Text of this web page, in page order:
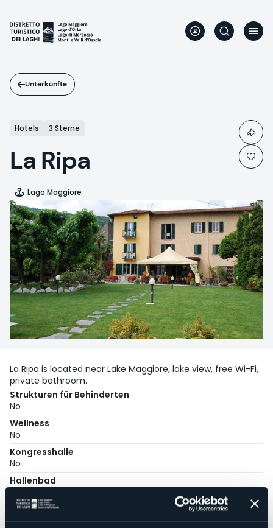
Inhalt
Unterkünfte
Hotels 3 Sterne
La Ripa
Lago Maggiore
La Ripa is located near Lake Maggiore, lake view, free Wi-Fi,
private bathroom.
Strukturen für Behinderten
No
Wellness
No
Kongresshalle
No
Hallenbad
Haustiere erlaubt
Sì